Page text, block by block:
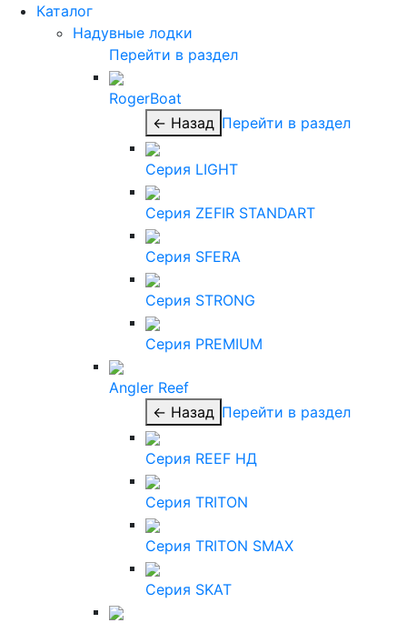
Каталог
Надувные лодки
Перейти в раздел
RogerBoat
← Назад Перейти в раздел
Серия LIGHT
Серия ZEFIR STANDART
Серия SFERA
Серия STRONG
Серия PREMIUM
Angler Reef
← Назад Перейти в раздел
Серия REEF НД
Серия TRITON
Серия TRITON SMAX
Серия SKAT